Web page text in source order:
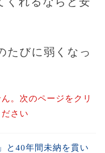
たびに弱くなっ
。次のページをクリ
さい
と40年間未納を貫い